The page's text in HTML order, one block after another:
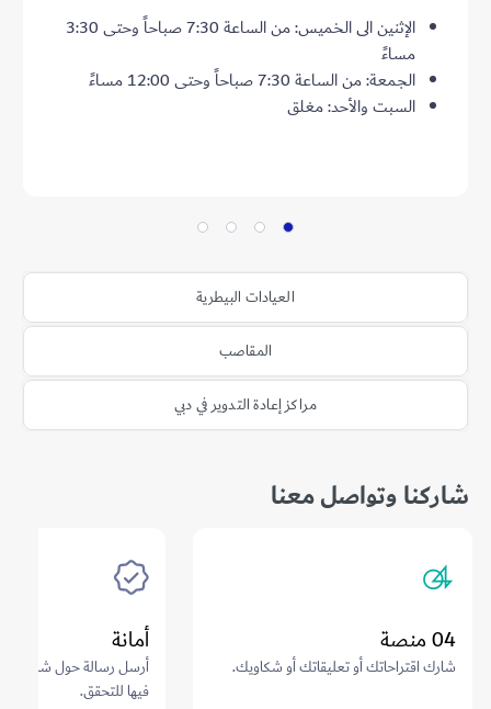
الإثنين الى الخميس: من الساعة 7:30 صباحاً وحتى 3:30
مساءً
الجمعة: من الساعة 7:30 صباحاً وحتى 12:00 مساءً
السبت والأحد: مغلق
العيادات البيطرية
المقاصب
مراكز إعادة التدوير في دبي
شاركنا وتواصل معنا
04 منصة
شارك اقتراحاتك أو تعليقاتك أو شكاويك.
أمانة
أرسل رسالة حول شائعة
فيها للتحقق.